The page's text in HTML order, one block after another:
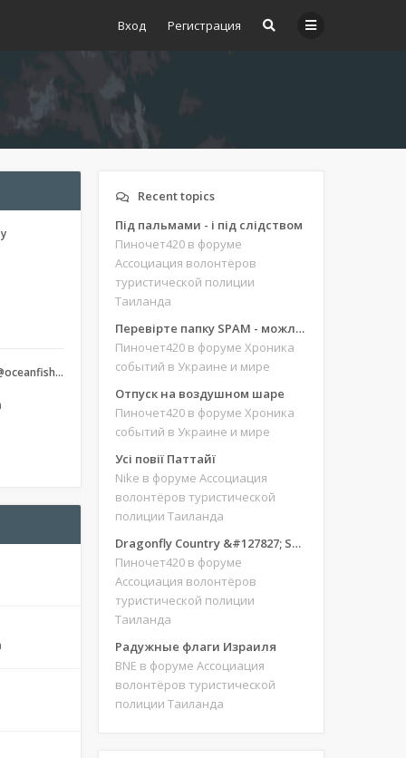
Вход Регистрация
Recent topics
Під пальмами - і під слідством
Пиночет420 в форуме
Ассоциация волонтёров
туристической полиции
Таиланда
Перевірте папку SPAM - можливо, ви щось пропустили
Пиночет420 в форуме Хроника
событий в Украине и мире
Отпуск на воздушном шаре
Пиночет420 в форуме Хроника
событий в Украине и мире
Усі повії Паттайї
Nike в форуме Ассоциация
волонтёров туристической
полиции Таиланда
Dragonfly Country &#127827; Save our site &#127775;&#127769;
Пиночет420 в форуме
Ассоциация волонтёров
туристической полиции
Таиланда
Радужные флаги Израиля
BNE в форуме Ассоциация
волонтёров туристической
полиции Таиланда